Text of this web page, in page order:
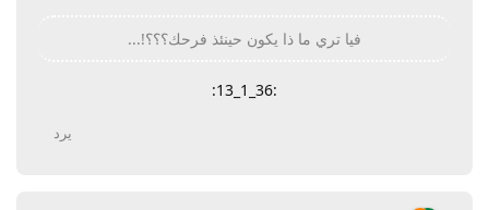
فيا تري ما ذا يكون حينئذ فرحك؟؟؟!...
:36_1_13:
يرد